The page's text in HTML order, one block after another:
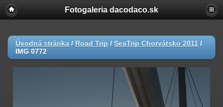
Fotogaleria dacodaco.sk
Úvodná stránka / Road Trip / SeaTrip Chorvátsko 2011 /
IMG 0772